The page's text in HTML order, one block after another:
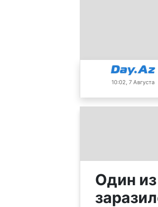
10:02, 7 Августа
Один